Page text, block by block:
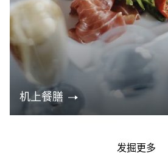
机上餐膳
发掘更多